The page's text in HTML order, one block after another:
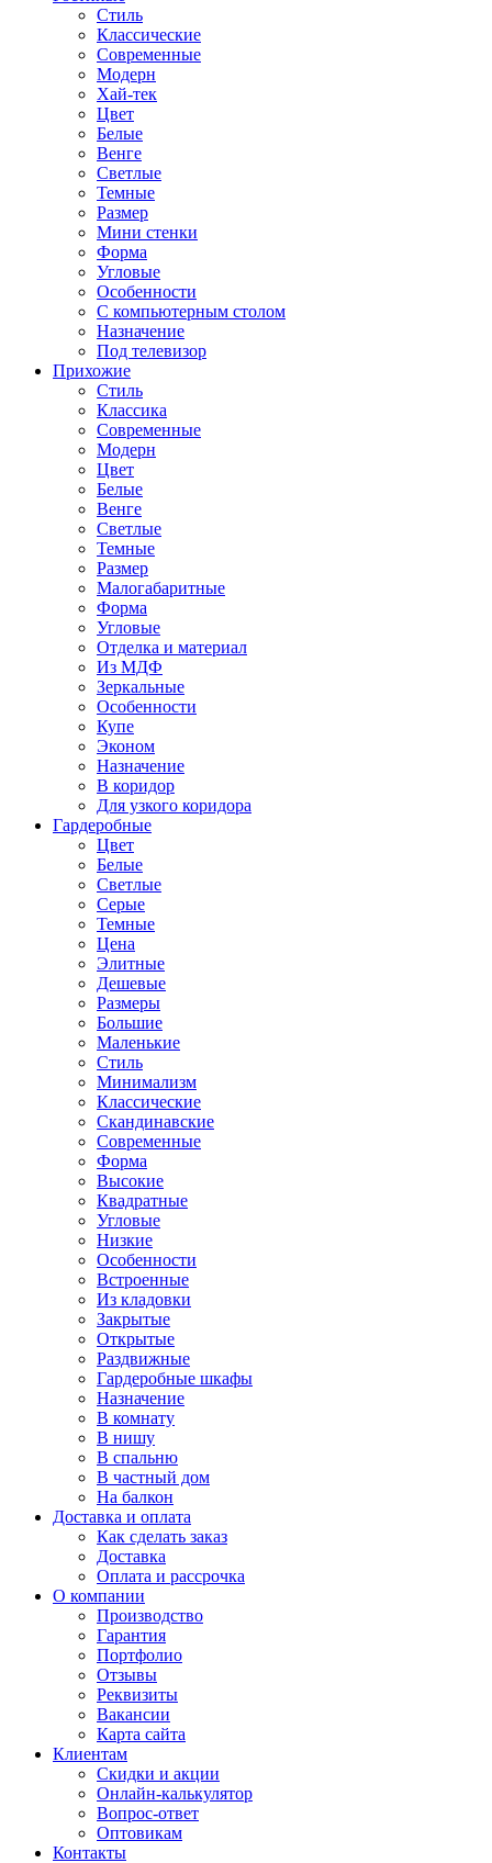
Стиль
Классические
Современные
Модерн
Хай-тек
Цвет
Белые
Венге
Светлые
Темные
Размер
Мини стенки
Форма
Угловые
Особенности
С компьютерным столом
Назначение
Под телевизор
Прихожие
Стиль
Классика
Современные
Модерн
Цвет
Белые
Венге
Светлые
Темные
Размер
Малогабаритные
Форма
Угловые
Отделка и материал
Из МДФ
Зеркальные
Особенности
Купе
Эконом
Назначение
В коридор
Для узкого коридора
Гардеробные
Цвет
Белые
Светлые
Серые
Темные
Цена
Элитные
Дешевые
Размеры
Большие
Маленькие
Стиль
Минимализм
Классические
Скандинавские
Современные
Форма
Высокие
Квадратные
Угловые
Низкие
Особенности
Встроенные
Из кладовки
Закрытые
Открытые
Раздвижные
Гардеробные шкафы
Назначение
В комнату
В нишу
В спальню
В частный дом
На балкон
Доставка и оплата
Как сделать заказ
Доставка
Оплата и рассрочка
О компании
Производство
Гарантия
Портфолио
Отзывы
Реквизиты
Вакансии
Карта сайта
Клиентам
Скидки и акции
Онлайн-калькулятор
Вопрос-ответ
Оптовикам
Контакты